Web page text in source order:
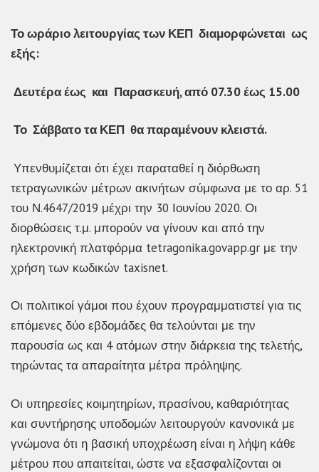
Το ωράριο λειτουργίας των ΚΕΠ διαμορφώνεται ως
εξής:
Δευτέρα έως και Παρασκευή, από 07.30 έως 15.00
Το Σάββατο τα ΚΕΠ θα παραμένουν κλειστά.
Υπενθυμίζεται ότι έχει παραταθεί η διόρθωση
τετραγωνικών μέτρων ακινήτων σύμφωνα με το αρ. 51
του Ν.4647/2019 μέχρι την 30 Ιουνίου 2020. Οι
διορθώσεις τ.μ. μπορούν να γίνουν και από την
ηλεκτρονική πλατφόρμα tetragonika.govapp.gr με την
χρήση των κωδικών taxisnet.
Οι πολιτικοί γάμοι που έχουν προγραμματιστεί για τις
επόμενες δύο εβδομάδες θα τελούνται με την
παρουσία ως και 4 ατόμων στην διάρκεια της τελετής,
τηρώντας τα απαραίτητα μέτρα πρόληψης.
Οι υπηρεσίες κοιμητηρίων, πρασίνου, καθαριότητας
και συντήρησης υποδομών λειτουργούν κανονικά με
γνώμονα ότι η βασική υποχρέωση είναι η λήψη κάθε
μέτρου που απαιτείται, ώστε να εξασφαλίζονται οι